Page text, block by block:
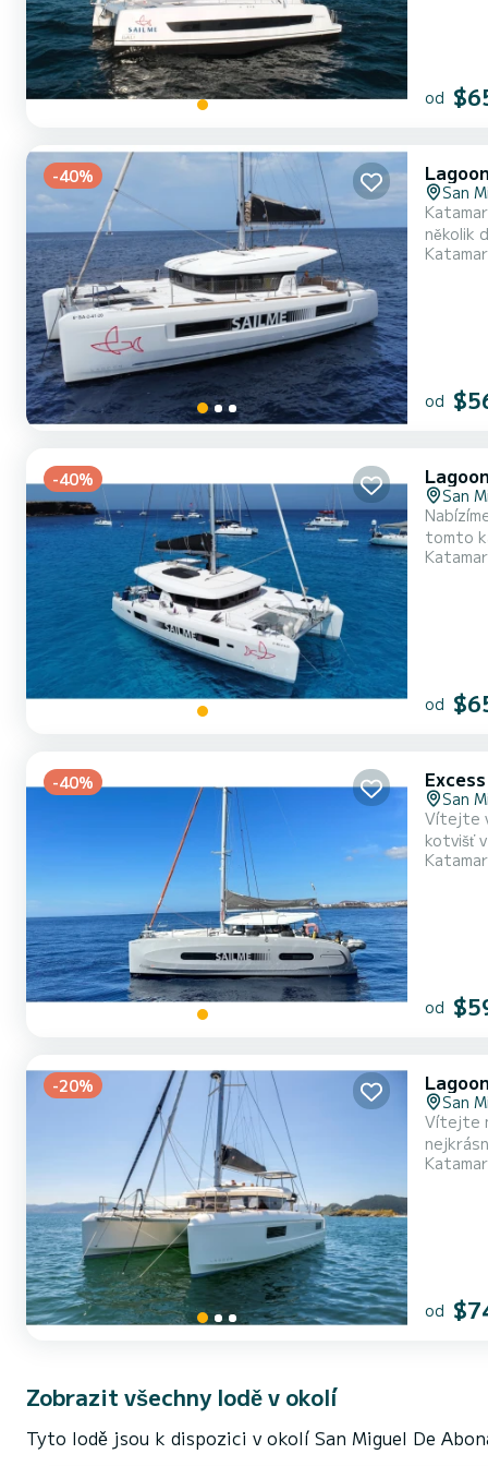
od
-40%
San
několik dní nebo týdnů. Loď má 4 kajuty se
spojencem
od
-40%
San
tomto
od
-40%
San
Vítejte
kotvišť v San Miguel De Abona.
nejlepším
od
-20%
San
Vítejte
nejkrásnějších kotvišť
HP bude
od
Zobrazit všechny lodě v okolí
Tyto lodě jsou k dispozici v okolí San Miguel De